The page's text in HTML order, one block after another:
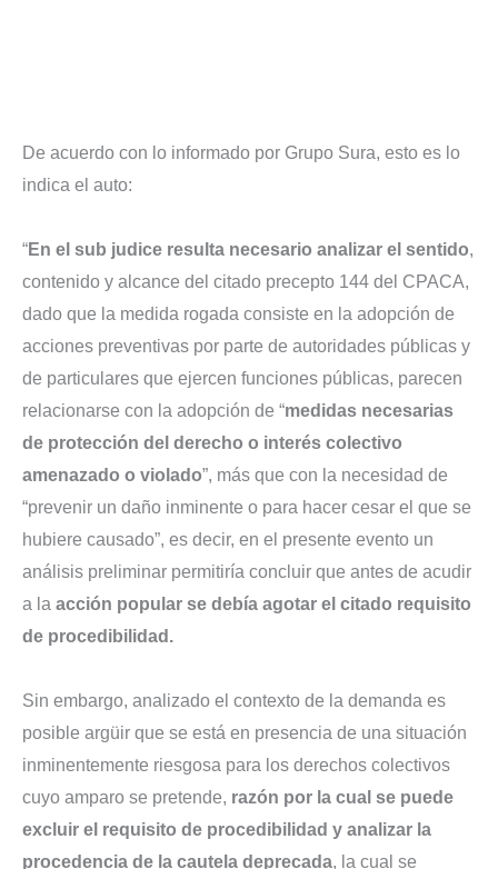
De acuerdo con lo informado por Grupo Sura, esto es lo
indica el auto:
“En el sub judice resulta necesario analizar el sentido,
contenido y alcance del citado precepto 144 del CPACA,
dado que la medida rogada consiste en la adopción de
acciones preventivas por parte de autoridades públicas y
de particulares que ejercen funciones públicas, parecen
relacionarse con la adopción de “medidas necesarias
de protección del derecho o interés colectivo
amenazado o violado”, más que con la necesidad de
“prevenir un daño inminente o para hacer cesar el que se
hubiere causado”, es decir, en el presente evento un
análisis preliminar permitiría concluir que antes de acudir
a la acción popular se debía agotar el citado requisito
de procedibilidad.
Sin embargo, analizado el contexto de la demanda es
posible argüir que se está en presencia de una situación
inminentemente riesgosa para los derechos colectivos
cuyo amparo se pretende, razón por la cual se puede
excluir el requisito de procedibilidad y analizar la
procedencia de la cautela deprecada, la cual se